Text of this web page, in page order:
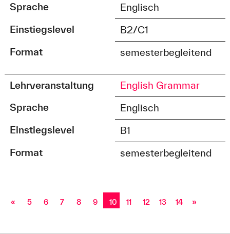
Sprache
Englisch
Einstiegslevel
B2/C1
Format
semesterbegleitend
Lehrveranstaltung
English Grammar
Sprache
Englisch
Einstiegslevel
B1
Format
semesterbegleitend
« 5 6 7 8 9 10 11 12 13 14 »